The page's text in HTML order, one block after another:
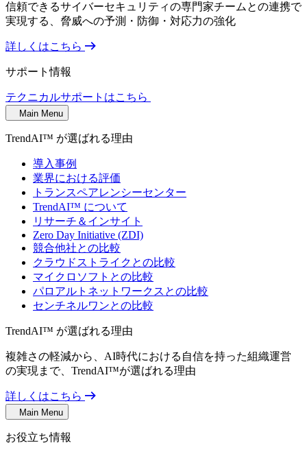
信頼できるサイバーセキュリティの専門家チームとの連携で
実現する、脅威への予測・防御・対応力の強化
詳しくはこちら
サポート情報
テクニカルサポートはこちら
Main Menu
TrendAI™ が選ばれる理由
導入事例
業界における評価
トランスペアレンシーセンター
TrendAI™ について
リサーチ＆インサイト
Zero Day Initiative (ZDI)
競合他社との比較
クラウドストライクとの比較
マイクロソフトとの比較
パロアルトネットワークスとの比較
センチネルワンとの比較
TrendAI™ が選ばれる理由
複雑さの軽減から、AI時代における自信を持った組織運営
の実現まで、TrendAI™が選ばれる理由
詳しくはこちら
Main Menu
お役立ち情報